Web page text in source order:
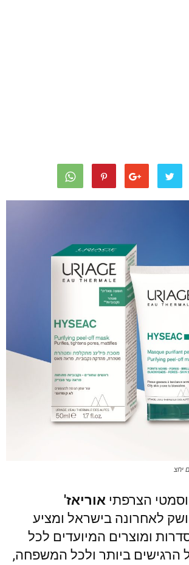
הצרפתי אוריאז'
לאחרונה בישראל ומציע
ומוצרים המיועדים לכל
הרגישים ביותר ולכל המשפחה,